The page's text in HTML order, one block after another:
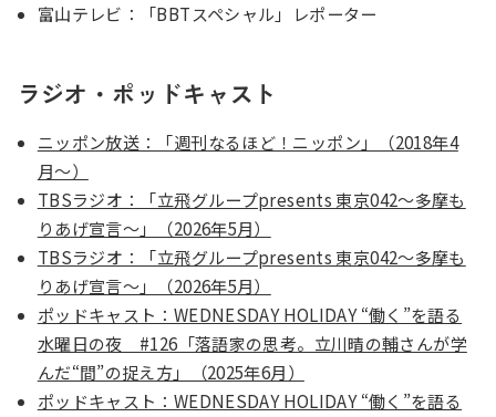
富山テレビ：「BBTスペシャル」レポーター
ラジオ・ポッドキャスト
ニッポン放送：「週刊なるほど！ニッポン」（2018年4
月〜）
TBSラジオ：「立飛グループpresents 東京042～多摩も
りあげ宣言～」（2026年5月）
TBSラジオ：「立飛グループpresents 東京042～多摩も
りあげ宣言～」（2026年5月）
ポッドキャスト：WEDNESDAY HOLIDAY “働く”を語る
水曜日の夜 #126「落語家の思考。立川晴の輔さんが学
んだ“間”の捉え方」（2025年6月）
ポッドキャスト：WEDNESDAY HOLIDAY “働く”を語る